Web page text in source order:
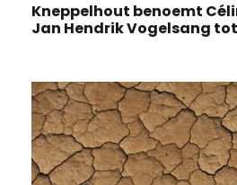
Kneppelhout benoemt
Jan Hendrik Vogelsang